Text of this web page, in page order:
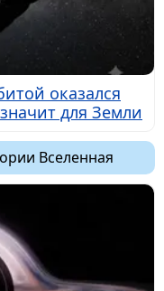
оказался
для Земли
Вселенная